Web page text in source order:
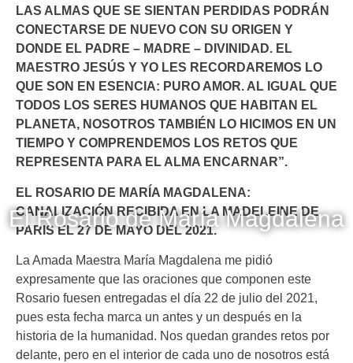
El Rosario de María Magdalena
LAS ALMAS QUE SE SIENTAN PERDIDAS PODRÁN
CONECTARSE DE NUEVO CON SU ORIGEN Y
DONDE EL PADRE – MADRE – DIVINIDAD. EL
MAESTRO JESÚS Y YO LES RECORDAREMOS LO
QUE SON EN ESENCIA: PURO AMOR. AL IGUAL QUE
TODOS LOS SERES HUMANOS QUE HABITAN EL
PLANETA, NOSOTROS TAMBIÉN LO HICIMOS EN UN
TIEMPO Y COMPRENDEMOS LOS RETOS QUE
REPRESENTA PARA EL ALMA ENCARNAR”.
EL ROSARIO DE MARÍA MAGDALENA:
CANALIZACIÓN RECIBIDA EN LA MADELEINE DE
PARIS EL 27 DE MAYO DEL 2021.
La Amada Maestra María Magdalena me pidió
expresamente que las oraciones que componen este
Rosario fuesen entregadas el día 22 de julio del 2021,
pues esta fecha marca un antes y un después en la
historia de la humanidad. Nos quedan grandes retos por
delante, pero en el interior de cada uno de nosotros está